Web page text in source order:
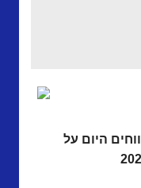
היום על